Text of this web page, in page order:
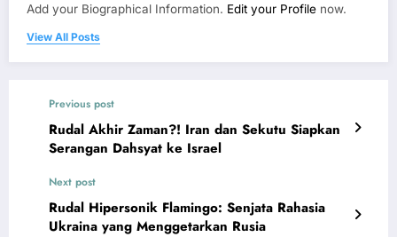
Add your Biographical Information. Edit your Profile now.
View All Posts
Previous post
Rudal Akhir Zaman?! Iran dan Sekutu Siapkan
Serangan Dahsyat ke Israel
Next post
Rudal Hipersonik Flamingo: Senjata Rahasia
Ukraina yang Menggetarkan Rusia